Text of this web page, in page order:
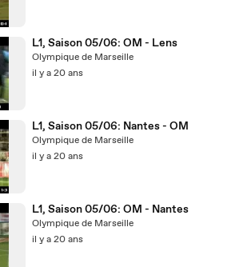
L1, Saison 05/06: OM - Lens
Olympique de Marseille
il y a 20 ans
L1, Saison 05/06: Nantes - OM
Olympique de Marseille
il y a 20 ans
L1, Saison 05/06: OM - Nantes
Olympique de Marseille
il y a 20 ans